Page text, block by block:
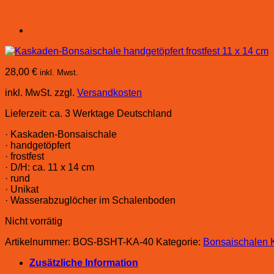
28,00 € inkl. Mwst.
inkl. MwSt. zzgl. Versandkosten
Lieferzeit: ca. 3 Werktage Deutschland
· Kaskaden-Bonsaischale
· handgetöpfert
· frostfest
· D/H: ca. 11 x 14 cm
· rund
· Unikat
· Wasserabzuglöcher im Schalenboden
Nicht vorrätig
Artikelnummer: BOS-BSHT-KA-40 Kategorie: Bonsaischalen
Zusätzliche Information